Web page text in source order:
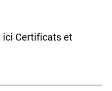
ici Certificats et